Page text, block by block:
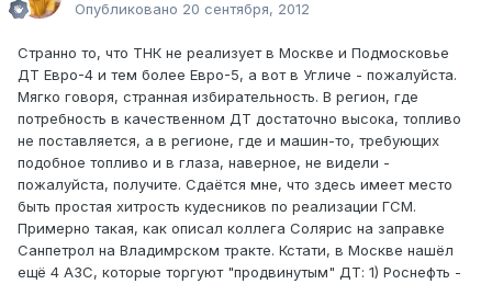
Опубликовано 20 сентября, 2012
Странно то, что ТНК не реализует в Москве и Подмосковье
ДТ Евро-4 и тем более Евро-5, а вот в Угличе - пожалуйста.
Мягко говоря, странная избирательность. В регион, где
потребность в качественном ДТ достаточно высока, топливо
не поставляется, а в регионе, где и машин-то, требующих
подобное топливо и в глаза, наверное, не видели -
пожалуйста, получите. Сдаётся мне, что здесь имеет место
быть простая хитрость кудесников по реализации ГСМ.
Примерно такая, как описал коллега Солярис на заправке
Санпетрол на Владимрском тракте. Кстати, в Москве нашёл
ещё 4 АЗС, которые торгуют "продвинутым" ДТ: 1) Роснефть -